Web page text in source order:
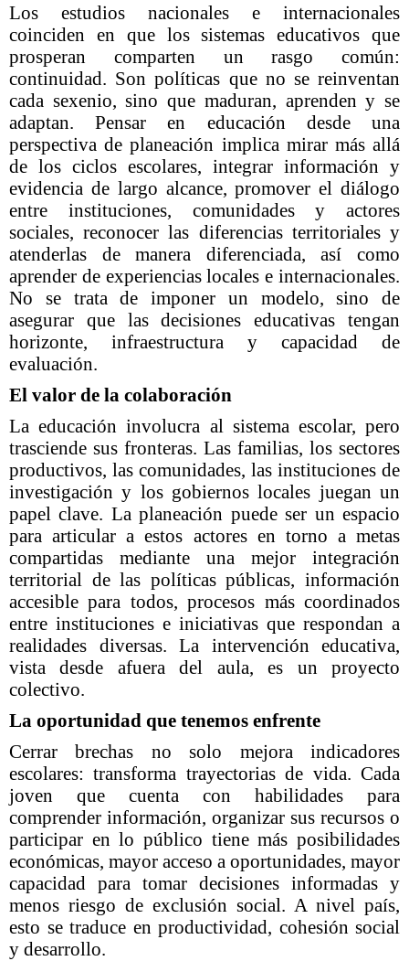
Los estudios nacionales e internacionales
coinciden en que los sistemas educativos que
prosperan comparten un rasgo común:
continuidad. Son políticas que no se reinventan
cada sexenio, sino que maduran, aprenden y se
adaptan. Pensar en educación desde una
perspectiva de planeación implica mirar más allá
de los ciclos escolares, integrar información y
evidencia de largo alcance, promover el diálogo
entre instituciones, comunidades y actores
sociales, reconocer las diferencias territoriales y
atenderlas de manera diferenciada, así como
aprender de experiencias locales e internacionales.
No se trata de imponer un modelo, sino de
asegurar que las decisiones educativas tengan
horizonte, infraestructura y capacidad de
evaluación.
El valor de la colaboración
La educación involucra al sistema escolar, pero
trasciende sus fronteras. Las familias, los sectores
productivos, las comunidades, las instituciones de
investigación y los gobiernos locales juegan un
papel clave. La planeación puede ser un espacio
para articular a estos actores en torno a metas
compartidas mediante una mejor integración
territorial de las políticas públicas, información
accesible para todos, procesos más coordinados
entre instituciones e iniciativas que respondan a
realidades diversas. La intervención educativa,
vista desde afuera del aula, es un proyecto
colectivo.
La oportunidad que tenemos enfrente
Cerrar brechas no solo mejora indicadores
escolares: transforma trayectorias de vida. Cada
joven que cuenta con habilidades para
comprender información, organizar sus recursos o
participar en lo público tiene más posibilidades
económicas, mayor acceso a oportunidades, mayor
capacidad para tomar decisiones informadas y
menos riesgo de exclusión social. A nivel país,
esto se traduce en productividad, cohesión social
y desarrollo.